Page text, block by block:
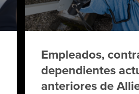
Empleados,
dependientes
anteriores de